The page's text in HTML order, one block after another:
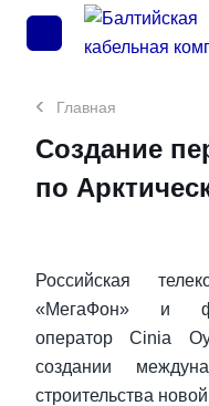
Главная
Создание
по
Российская
«МегаФон» и
оператор Cinia
создании
строительства